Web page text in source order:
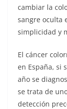
cambiar la
sangre oculta
simplicidad y
El cáncer
en España, si
año se
se trata de
detección